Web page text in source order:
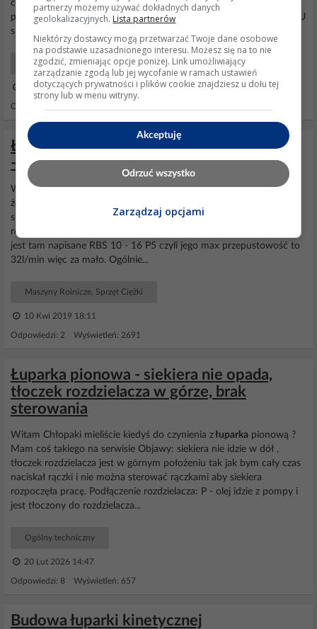
chodził na całych obrotach. Nie dawać koła pasowego na osi
pompy tylko dać dodatkowy wałek i mocować pompę sprzęgłem. U
siebie mam rozdzielacz od wózka widłowego. Zwykle...
Maszyny Rolnicze, Sprzęt Ciężki
27 Sty 2021 11:16
Odpowiedzi: 15 Wyświetleń: 4407
Łuparka hydrauliczna - Rozdzielacz cyklop
- jaka przepustowość?
Witam. Tabliczka jest na tyle nieczytelna, że na początku myślałem,
że pisze na nim RBS 12 ale po wielu próbach odczytania nie udało
się takiego znaleźć. Dopiero lupa, wyczyszczenie tabliczki
rozcieńczalnikiem nitro i dobrej jakości aparat pozwoliły ustalić, że
jest tam napisane RBS 10 - 16 P5 czyli jego max przepustowość to
32l/min więc za mało. Ogólnie...
Maszyny Rolnicze, Sprzęt Ciężki
10 Kwi 2019 18:11
Odpowiedzi: 2 Wyświetleń: 2691
Łuparka pionowa - siekiera nie opada,
tłoczek rozdzielacza w górze, brak
sterowania
Witam Chłopaki mieliście kiedyś do czynienia złuparka pionową ?
Mam coś takiego na serwisie Objawy: siekiera nie idzie w dół ,
tłoczek rozdzielacza jest w górnym położeniu tak jak bym cały czas
naciskał rączki i nie można sterować rączkami aby siekiera
rozpoczęła pracę. Podłączenie rozdzielacza: P - olej idzie z pompy i
jest tłoczony do rozdzielacza...
Ogólny techniczny
20 Lut 2026 14:47
Odpowiedzi: 8 Wyświetleń: 657
Budowa łuparki kinetycznej
partnerzy możemy używać dokładnych danych
geolokalizacyjnych. Lista partnerów
Niektórzy dostawcy mogą przetwarzać Twoje dane osobowe
na podstawie uzasadnionego interesu. Możesz się na to nie
zgodzić, zmieniając opcje poniżej. Link umożliwiający
zarządzanie zgodą lub jej wycofanie w ramach ustawień
dotyczących prywatności i plików cookie znajdziesz u dołu tej
strony lub w menu witryny.
Akceptuję
Odrzuć wszystko
Zarządzaj opcjami